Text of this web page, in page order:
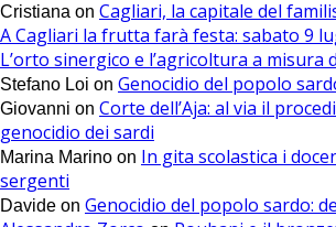
Cristiana on Cagliari, la capitale del
A Cagliari la frutta farà festa: sabato 9
L’orto sinergico e l’agricoltura a misura
Stefano Loi on Genocidio del popolo
Giovanni on Corte dell’Aja: al via il
genocidio dei sardi
Marina Marino on In gita scolastica i
sergenti
Davide on Genocidio del popolo sardo: